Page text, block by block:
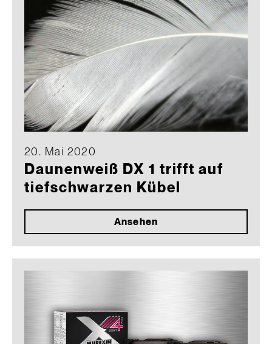
20. Mai 2020
Daunenweiß DX 1 trifft auf
tiefschwarzen Kübel
Ansehen